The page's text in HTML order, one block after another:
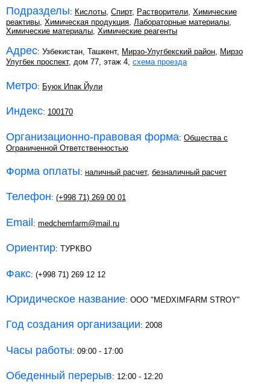
Подразделы: Кислоты, Спирт, Растворители, Химические
реактивы, Химическая продукция, Лабораторные материалы,
Химические материалы, Химические реагенты
Адрес: Узбекистан, Ташкент, Мирзо-Улугбекский район, Мирзо
Улугбек проспект, дом 77, этаж 4, схема проезда
Метро: Буюк Ипак Йули
Индекс: 100170
Организационно-правовая форма: Общества с
Ограниченной Ответственностью
Форма оплаты: наличный расчет, безналичный расчет
Телефон: (+998 71) 269 00 01
Email: medchemfarm@mail.ru
Ориентир: ТУРКВО
Факс: (+998 71) 269 12 12
Юридическое название: ООО "MEDXIMFARM STROY"
Год создания организации: 2008
Часы работы: 09:00 - 17:00
Обеденный перерыв: 12:00 - 12:20